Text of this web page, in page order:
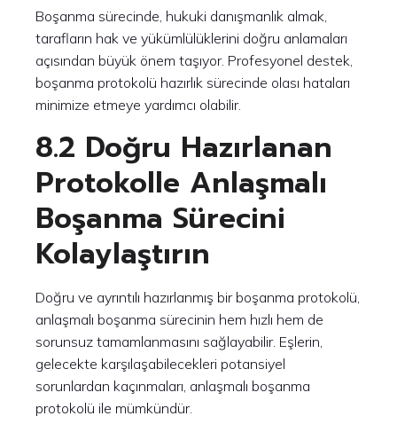
Boşanma sürecinde, hukuki danışmanlık almak,
tarafların hak ve yükümlülüklerini doğru anlamaları
açısından büyük önem taşıyor. Profesyonel destek,
boşanma protokolü hazırlık sürecinde olası hataları
minimize etmeye yardımcı olabilir.
8.2 Doğru Hazırlanan
Protokolle Anlaşmalı
Boşanma Sürecini
Kolaylaştırın
Doğru ve ayrıntılı hazırlanmış bir boşanma protokolü,
anlaşmalı boşanma sürecinin hem hızlı hem de
sorunsuz tamamlanmasını sağlayabilir. Eşlerin,
gelecekte karşılaşabilecekleri potansiyel
sorunlardan kaçınmaları, anlaşmalı boşanma
protokolü ile mümkündür.